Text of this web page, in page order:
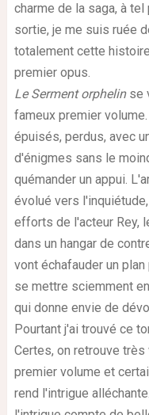
charme de la saga, à
sortie, je me suis ruée
totalement cette
premier opus.
Le Serment orphelinse
fameux premier
épuisés, perdus, avec
d'énigmes sans le
quémander un appui.
évolué vers
efforts de l'acteur Rey,
dans un hangar de
vont échafauder un
se mettre sciemment
qui donne envie de
Pourtant j'ai trouvé ce
Certes, on retrouve
premier volume et
rend l'intrigue